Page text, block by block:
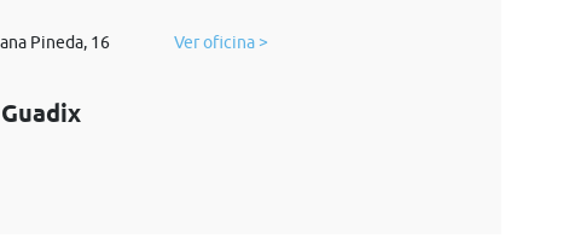
Pineda, 16 Ver oficina >